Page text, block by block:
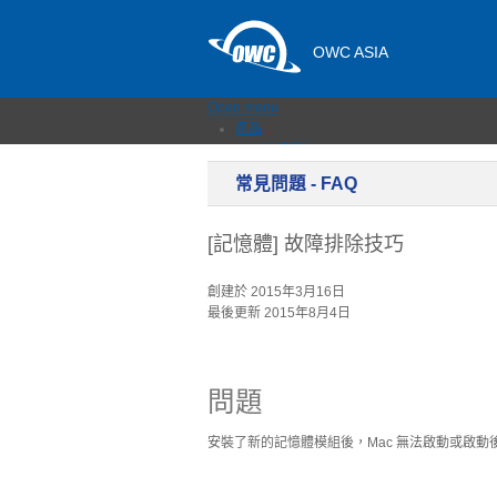
OWC ASIA
Open menu
產品
固態硬碟
網路儲存伺服器
擴充埠與集線器
擴展機箱
記憶體
升級 & 工具
銷售據點
常見問題 - FAQ
[記憶體] 故障排除技巧
創建於 2015年3月16日
最後更新 2015年8月4日
問題
安裝了新的記憶體模組後，Mac 無法啟動或啟動